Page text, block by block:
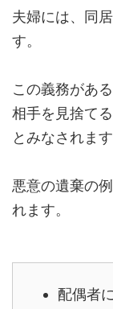
夫婦には、同
す。
この義務があ
相手を見捨て
とみなされます
悪意の遺棄の
れます。
配偶者